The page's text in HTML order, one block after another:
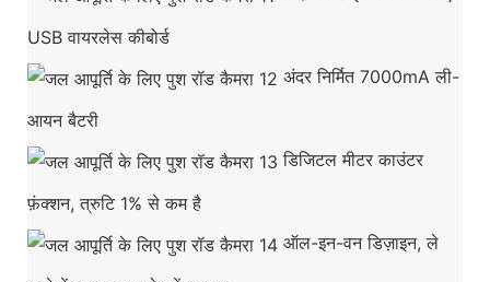
USB वायरलेस कीबोर्ड
अंदर निर्मित 7000mA ली-
आयन बैटरी
डिजिटल मीटर काउंटर
फ़ंक्शन, त्रुटि 1% से कम है
ऑल-इन-वन डिज़ाइन, ले